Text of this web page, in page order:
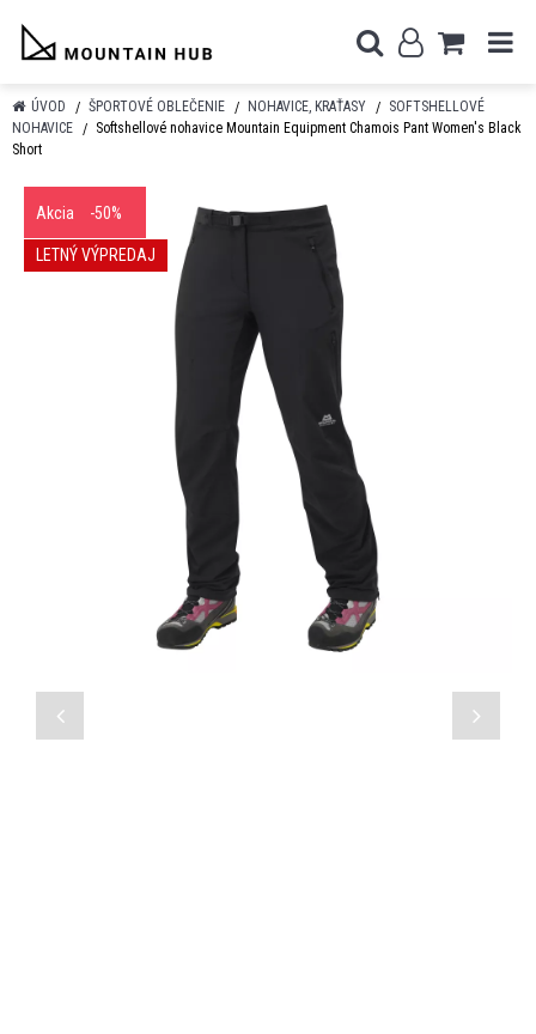
ÚVOD ŠPORTOVÉ OBLEČENIE NOHAVICE, KRAŤASY
SOFTSHELLOVÉ
NOHAVICE
Softshellové nohavice Mountain Equipment Chamois Pant Women's Black
Short
Akcia -50%
LETNÝ VÝPREDAJ